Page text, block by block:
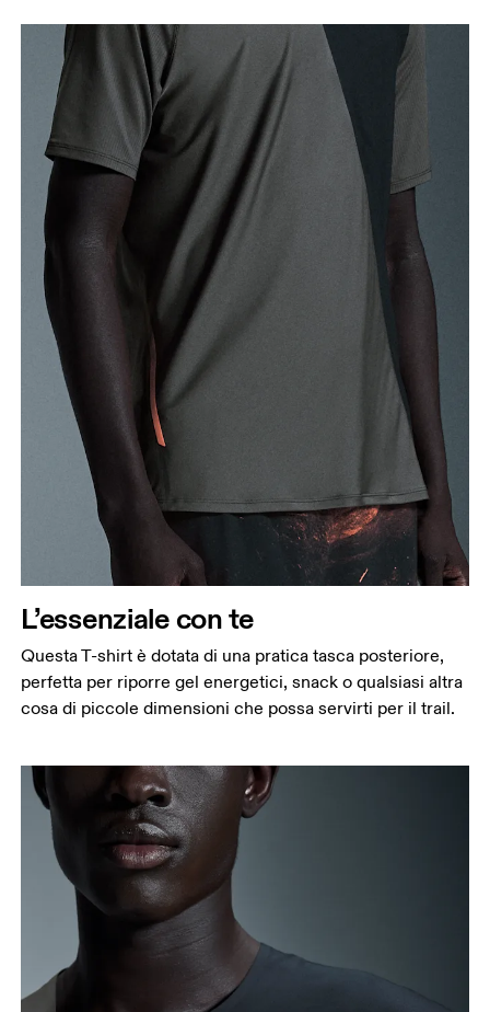
L’essenziale con te
Questa T-shirt è dotata di una pratica tasca posteriore,
perfetta per riporre gel energetici, snack o qualsiasi altra
cosa di piccole dimensioni che possa servirti per il trail.